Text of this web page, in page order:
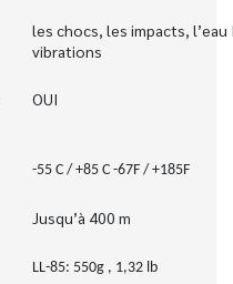
les chocs, les impacts,
vibrations
OUI
-55 C / +85 C -67F / +185F
Jusqu’à 400 m
LL-85: 550g , 1,32 lb